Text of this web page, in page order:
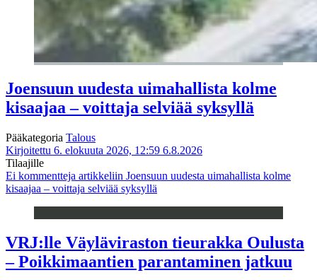
Joensuun uudesta uimahallista kolme
kisaajaa – voittaja selviää syksyllä
Pääkategoria Talous
Kirjoitettu 6. elokuuta 2026, 12:59 6.8.2026
Tilaajille
Ei kommentteja artikkeliin Joensuun uudesta uimahallista kolme
kisaajaa – voittaja selviää syksyllä
VRJ:lle Väyläviraston tieurakka Oulusta
– Poikkimaantien parantaminen jatkuu